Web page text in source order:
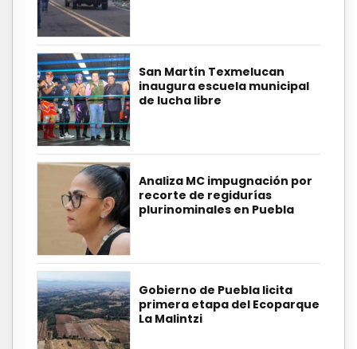
San Martín Texmelucan
inaugura escuela municipal
de lucha libre
Analiza MC impugnación por
recorte de regidurías
plurinominales en Puebla
Gobierno de Puebla licita
primera etapa del Ecoparque
La Malintzi